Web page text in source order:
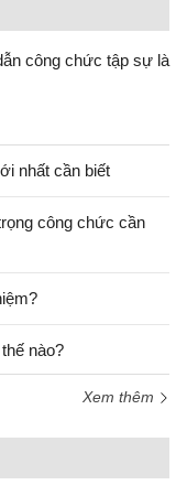
công chức tập sự là
nhất cần biết
công chức cần
nào?
Xem thêm